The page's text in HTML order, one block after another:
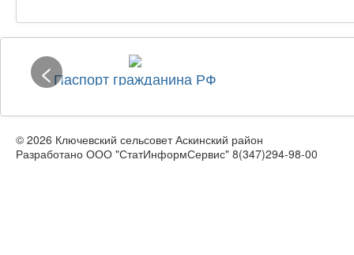
Паспорт гражданина РФ
<
© 2026 Ключевский сельсовет Аскинский район
Разработано ООО "СтатИнформСервис" 8(347)294-98-00